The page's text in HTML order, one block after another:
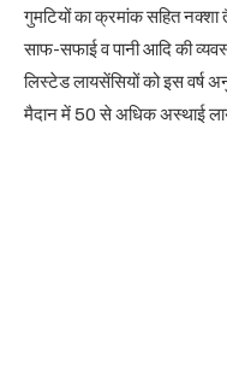
गुमटियों का क्रमांक सहित
साफ-सफाई व पानी आदि की
लिस्टेड लायसेंसियों को इस वर्ष
मैदान में 50 से अधिक अस्थाई